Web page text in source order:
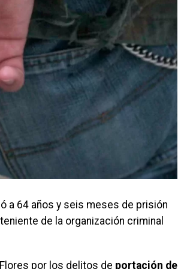
a 64 años y seis meses de prisión
de la organización criminal
por los delitos de portación de